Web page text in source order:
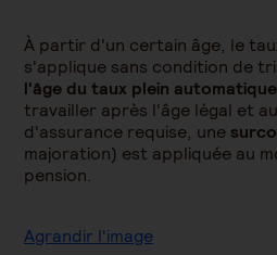
À partir d'un certain âge, le
s'applique sans condition de
l'âge du taux plein automatique
travailler après l'âge légal et
d'assurance requise, une
majoration) est appliquée au
pension.
Agrandir l'image